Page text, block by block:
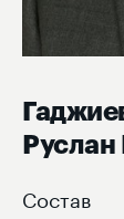
Состав